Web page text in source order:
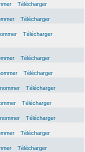
Télécharger
Télécharger
Télécharger
Télécharger
Télécharger
Télécharger
Télécharger
Télécharger
Télécharger
Télécharger